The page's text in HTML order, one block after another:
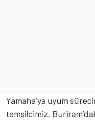
Yamaha’ya uyum
temsilcimiz,